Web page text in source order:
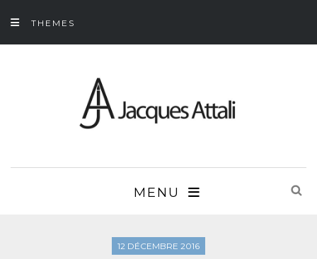
THEMES
MENU
12 DÉCEMBRE 2016